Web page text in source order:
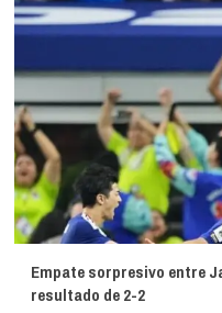
Empate sorpresivo entre
resultado de 2-2